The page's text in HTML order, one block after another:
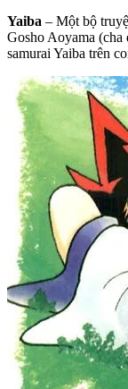
Yaiba – Một bộ
Gosho Aoyama (cha
samurai Yaiba trên